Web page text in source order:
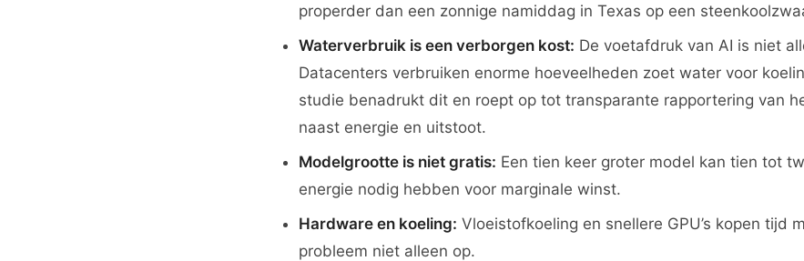
properder dan een zonnige namiddag in Texas op een
Waterverbruik is een verborgen kost: De voetafdruk van AI is niet
Datacenters verbruiken enorme hoeveelheden zoet water voor
studie benadrukt dit en roept op tot transparante rapportering van
naast energie en uitstoot.
Modelgrootte is niet gratis: Een tien keer groter model kan tien tot
energie nodig hebben voor marginale winst.
Hardware en koeling: Vloeistofkoeling en snellere GPU’s kopen tijd
probleem niet alleen op.